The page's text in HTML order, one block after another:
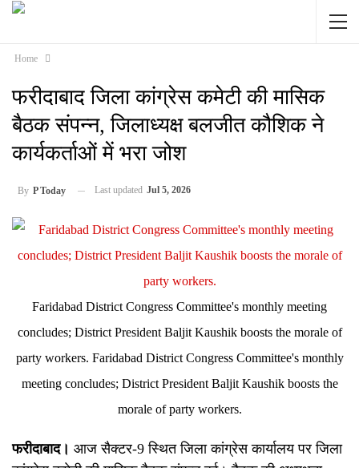
Home
फरीदाबाद जिला कांग्रेस कमेटी की मासिक
बैठक संपन्न, जिलाध्यक्ष बलजीत कौशिक ने
कार्यकर्ताओं में भरा जोश
By P Today Last updated Jul 5, 2026
Faridabad District Congress Committee's monthly meeting
concludes; District President Baljit Kaushik boosts the morale of
party workers. Faridabad District Congress Committee's monthly
meeting concludes; District President Baljit Kaushik boosts the
morale of party workers.
फरीदाबाद। आज सैक्टर-9 स्थित जिला कांग्रेस कार्यालय पर जिला